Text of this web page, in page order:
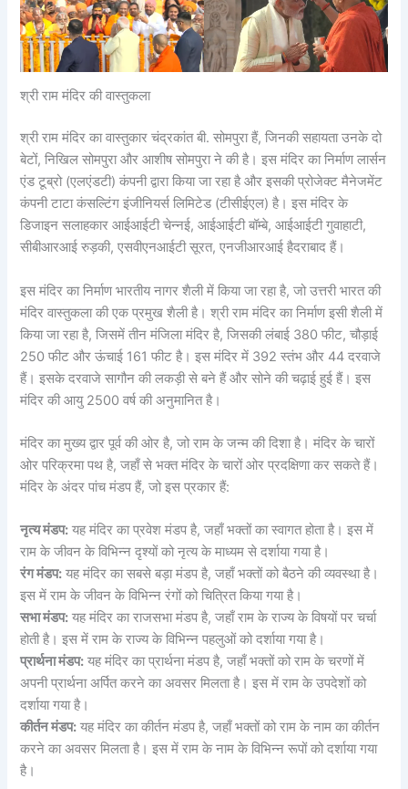
श्री राम मंदिर की वास्तुकला
श्री राम मंदिर का वास्तुकार चंद्रकांत बी. सोमपुरा हैं, जिनकी सहायता उनके दो
बेटों, निखिल सोमपुरा और आशीष सोमपुरा ने की है। इस मंदिर का निर्माण लार्सन
एंड टूब्रो (एलएंडटी) कंपनी द्वारा किया जा रहा है और इसकी प्रोजेक्ट मैनेजमेंट
कंपनी टाटा कंसल्टिंग इंजीनियर्स लिमिटेड (टीसीईएल) है। इस मंदिर के
डिजाइन सलाहकार आईआईटी चेन्नई, आईआईटी बॉम्बे, आईआईटी गुवाहाटी,
सीबीआरआई रुड़की, एसवीएनआईटी सूरत, एनजीआरआई हैदराबाद हैं।
इस मंदिर का निर्माण भारतीय नागर शैली में किया जा रहा है, जो उत्तरी भारत की
मंदिर वास्तुकला की एक प्रमुख शैली है। श्री राम मंदिर का निर्माण इसी शैली में
किया जा रहा है, जिसमें तीन मंजिला मंदिर है, जिसकी लंबाई 380 फीट, चौड़ाई
250 फीट और ऊंचाई 161 फीट है। इस मंदिर में 392 स्तंभ और 44 दरवाजे
हैं। इसके दरवाजे सागौन की लकड़ी से बने हैं और सोने की चढ़ाई हुई हैं। इस
मंदिर की आयु 2500 वर्ष की अनुमानित है।
मंदिर का मुख्य द्वार पूर्व की ओर है, जो राम के जन्म की दिशा है। मंदिर के चारों
ओर परिक्रमा पथ है, जहाँ से भक्त मंदिर के चारों ओर प्रदक्षिणा कर सकते हैं।
मंदिर के अंदर पांच मंडप हैं, जो इस प्रकार हैं:
नृत्य मंडप: यह मंदिर का प्रवेश मंडप है, जहाँ भक्तों का स्वागत होता है। इस में
राम के जीवन के विभिन्न दृश्यों को नृत्य के माध्यम से दर्शाया गया है।
रंग मंडप: यह मंदिर का सबसे बड़ा मंडप है, जहाँ भक्तों को बैठने की व्यवस्था है।
इस में राम के जीवन के विभिन्न रंगों को चित्रित किया गया है।
सभा मंडप: यह मंदिर का राजसभा मंडप है, जहाँ राम के राज्य के विषयों पर चर्चा
होती है। इस में राम के राज्य के विभिन्न पहलुओं को दर्शाया गया है।
प्रार्थना मंडप: यह मंदिर का प्रार्थना मंडप है, जहाँ भक्तों को राम के चरणों में
अपनी प्रार्थना अर्पित करने का अवसर मिलता है। इस में राम के उपदेशों को
दर्शाया गया है।
कीर्तन मंडप: यह मंदिर का कीर्तन मंडप है, जहाँ भक्तों को राम के नाम का कीर्तन
करने का अवसर मिलता है। इस में राम के नाम के विभिन्न रूपों को दर्शाया गया
है।